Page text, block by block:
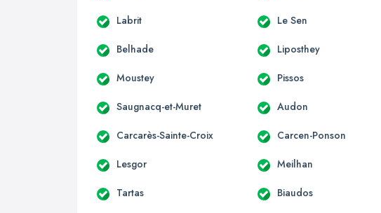
Labrit Le Sen
Belhade Liposthey
Moustey Pissos
Saugnacq-et-Muret Audon
Carcarès-Sainte-Croix Carcen-Ponson
Lesgor Meilhan
Tartas Biaudos